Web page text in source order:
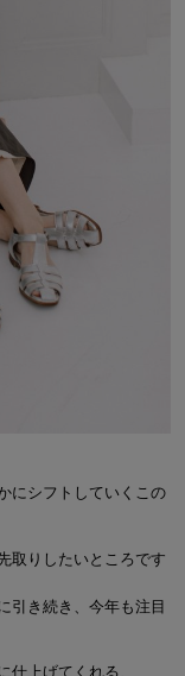
にシフトしていくこの
取りしたいところです
引き続き、今年も注目
仕上げてくれる、